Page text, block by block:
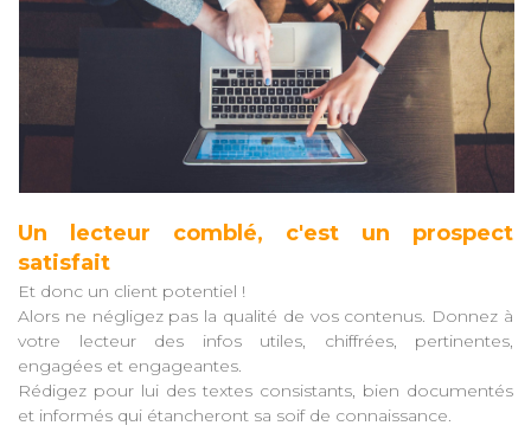
Un lecteur comblé, c'est un prospect
satisfait
Et donc un client potentiel !
Alors ne négligez pas la qualité de vos contenus. Donnez à
votre lecteur des infos utiles, chiffrées, pertinentes,
engagées et engageantes.
Rédigez pour lui des textes consistants, bien documentés
et informés qui étancheront sa soif de connaissance.